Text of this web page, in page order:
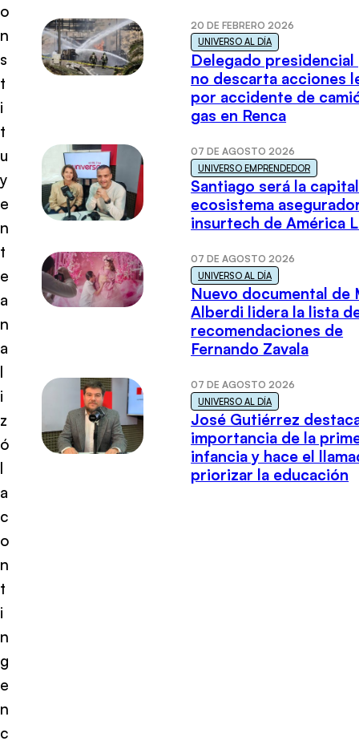
o
n
s
t
i
t
u
y
e
n
t
e
a
n
a
l
i
z
ó
l
a
c
o
n
t
i
n
g
e
n
c
20 DE FEBRERO 2026
UNIVERSO AL DÍA
Delegado presidencial
no descarta acciones
por accidente de
gas en Renca
07 DE AGOSTO 2026
UNIVERSO EMPRENDEDOR
Santiago será la
ecosistema
insurtech de América
07 DE AGOSTO 2026
UNIVERSO AL DÍA
Nuevo documental de
Alberdi lidera la lista
recomendaciones de
Fernando Zavala
07 DE AGOSTO 2026
UNIVERSO AL DÍA
José Gutiérrez
importancia de la
infancia y hace el
priorizar la educación